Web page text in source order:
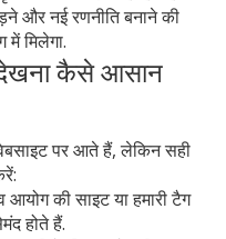
और नई रणनीति बनाने की
में मिलेगा.
देखना कैसे आसान
पर आते हैं, लेकिन सही
आयोग की साइट या हमारी टैग
होते हैं.